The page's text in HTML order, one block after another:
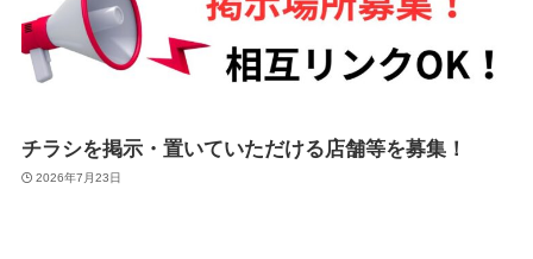
チラシを掲示・置いていただける店舗等を募集！
2026年7月23日